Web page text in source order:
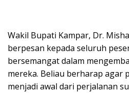
Wakil Bupati Kampar, Dr.
berpesan kepada seluruh
bersemangat dalam
mereka. Beliau berharap agar
menjadi awal dari perjalanan